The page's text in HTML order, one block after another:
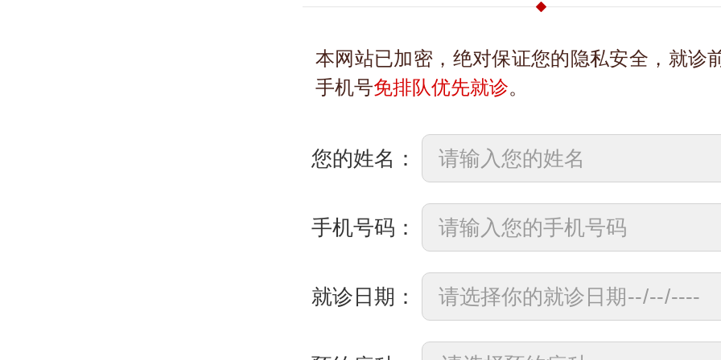
本网站已加密，绝对保证您的隐私安全，就诊
手机号免排队优先就诊。
您的姓名：
手机号码：
就诊日期：